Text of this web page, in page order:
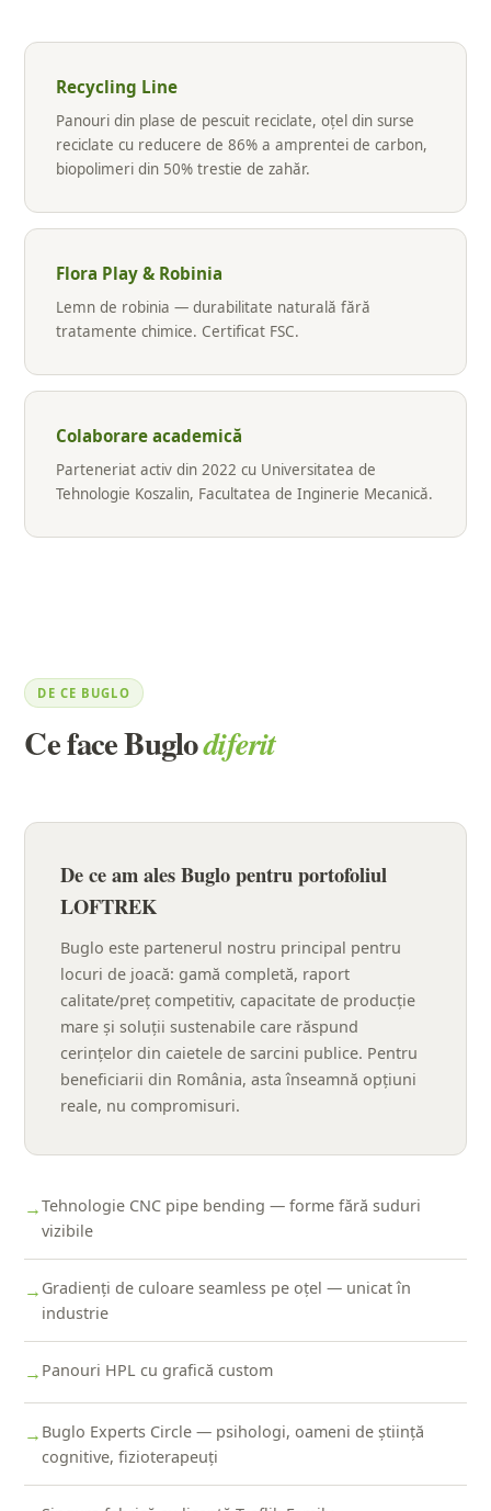
Recycling Line
Panouri din plase de pescuit reciclate, oțel din surse
reciclate cu reducere de 86% a amprentei de carbon,
biopolimeri din 50% trestie de zahăr.
Flora Play & Robinia
Lemn de robinia — durabilitate naturală fără
tratamente chimice. Certificat FSC.
Colaborare academică
Parteneriat activ din 2022 cu Universitatea de
Tehnologie Koszalin, Facultatea de Inginerie Mecanică.
DE CE BUGLO
Ce face Buglodiferit
De ce am ales Buglo pentru portofoliul
LOFTREK
Buglo este partenerul nostru principal pentru
locuri de joacă: gamă completă, raport
calitate/preț competitiv, capacitate de producție
mare și soluții sustenabile care răspund
cerințelor din caietele de sarcini publice. Pentru
beneficiarii din România, asta înseamnă opțiuni
reale, nu compromisuri.
→Tehnologie CNC pipe bending — forme fără suduri
vizibile
→ Gradienți de culoare seamless pe oțel — unicat în
industrie
→ Panouri HPL cu grafică custom
→ Buglo Experts Circle — psihologi, oameni de știință
cognitive, fizioterapeuți